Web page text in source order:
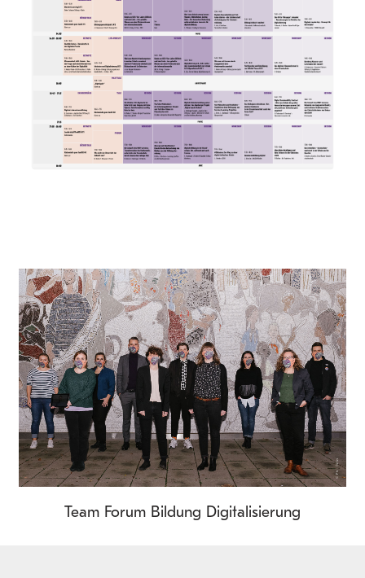
Team Forum Bildung Digitalisierung